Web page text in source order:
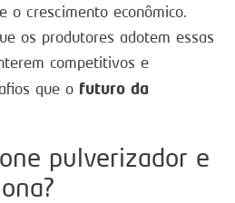
o crescimento econômico.
os produtores adotem essas
competitivos e
que o futuro da
pulverizador e